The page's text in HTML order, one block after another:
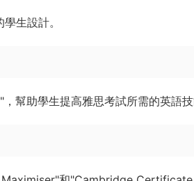
生設計。
幫助學生提高雅思考試所需的英語技